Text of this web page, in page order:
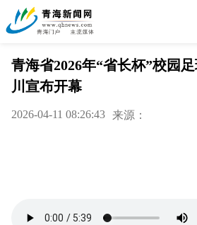
青海省2026年“省长杯”校园
川宣布开幕
2026-04-11 08:26:43 来源：